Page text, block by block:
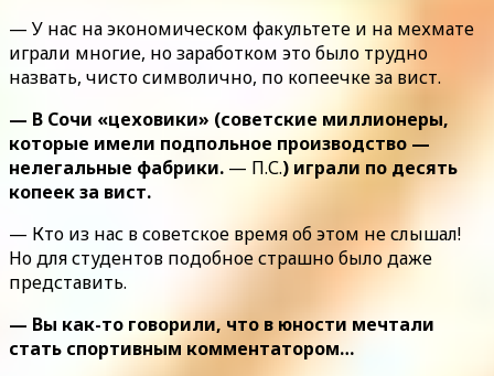
— У нас на экономическом факультете и на мехмате
играли многие, но заработком это было трудно
назвать, чисто символично, по копеечке за вист.
— В Сочи «цеховики» (советские миллионеры,
которые имели подпольное производство —
нелегальные фабрики. — П.С.) играли по десять
копеек за вист.
— Кто из нас в советское время об этом не слышал!
Но для студентов подобное страшно было даже
представить.
— Вы как-то говорили, что в юности мечтали
стать спортивным комментатором…